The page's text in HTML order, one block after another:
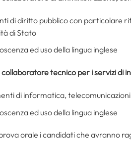
di diritto pubblico con particolare
di Stato
ed uso della lingua inglese
tecnico per i servizi di
di informatica,
ed uso della lingua inglese
orale i candidati che avranno